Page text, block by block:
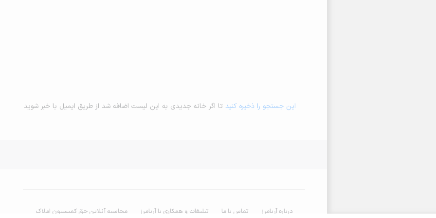
این جستجو را ذخیره کنید تا اگر خانه جدیدی به این لیست اضافه شد از طریق ایمیل با خبر شوید
درباره آریامرز تماس با ما تبلیغات و همکاری با آریامرز محاسبه آنلاین حق کمیسیون املاک